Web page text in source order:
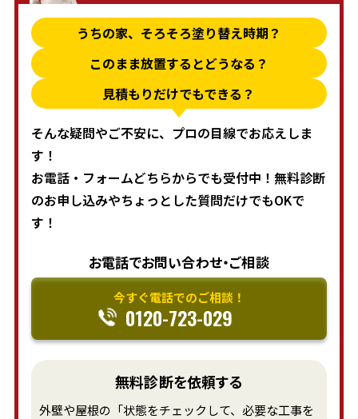
うちの家、そろそろ塗り替え時期？
このまま放置するとどうなる？
見積もりだけでもできる？
そんな疑問やご不安に、プロの目線でお応えしま
す！
お電話・フォームどちらからでも受付中！無料診断
のお申し込みやちょっとした質問だけでもOKで
す！
お電話でお問い合わせ・ご相談
今すぐ電話でのご相談！
0120-723-029
無料診断を依頼する
外壁や屋根の「状態をチェックして、必要な工事を